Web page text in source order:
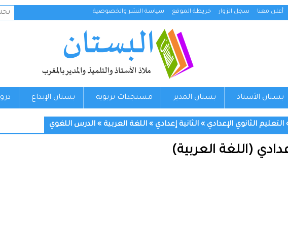
أعلن معنا سجل الزوار خريطة الموقع سياسة النشر والخصوصية
عن:
بستان الأستاذ بستان المدير مستجدات تربوية بستان الإبداع
التعليم الثانوي الإعدادي » الثانية إعدادي » اللغة العربية » الدرس اللغوي
(اللغة العربية)